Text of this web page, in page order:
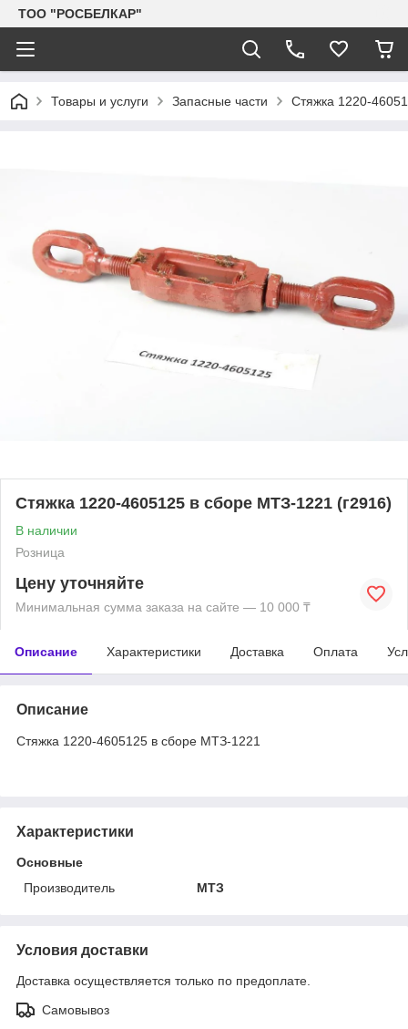
TOO "РОСБЕЛКАР"
Товары и услуги Запасные части Стяжка 1220-
Стяжка 1220-4605125 в сборе МТЗ-1221 (г2916)
В наличии
Розница
Цену уточняйте
Минимальная сумма заказа на сайте — 10 000 ₸
Описание Характеристики Доставка Оплата
Описание
Стяжка 1220-4605125 в сборе МТЗ-1221
Характеристики
Основные
Производитель
МТЗ
Условия доставки
Доставка осуществляется только по предоплате.
Самовывоз